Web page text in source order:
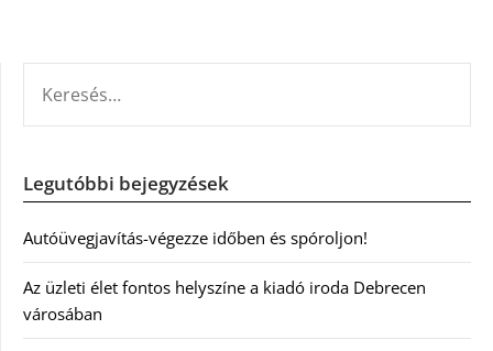
Legutóbbi bejegyzések
Autóüvegjavítás-végezze időben és spóroljon!
Az üzleti élet fontos helyszíne a kiadó iroda Debrecen
városában